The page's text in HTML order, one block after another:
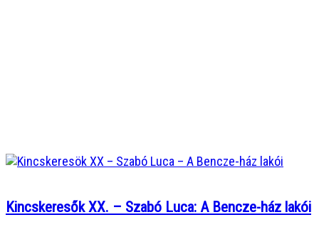
Kincskeresők XX. – Szabó Luca: A Bencze-ház lakói